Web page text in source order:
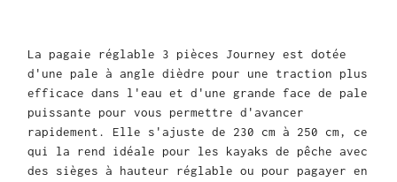
La pagaie réglable 3 pièces Journey est dotée
d'une pale à angle dièdre pour une traction plus
efficace dans l'eau et d'une grande face de pale
puissante pour vous permettre d'avancer
rapidement. Elle s'ajuste de 230 cm à 250 cm, ce
qui la rend idéale pour les kayaks de pêche avec
des sièges à hauteur réglable ou pour pagayer en